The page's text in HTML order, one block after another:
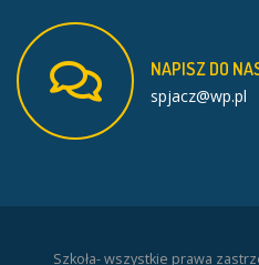
NAPISZDO
spjacz@wp.pl
Szkoła- wszystkie prawa